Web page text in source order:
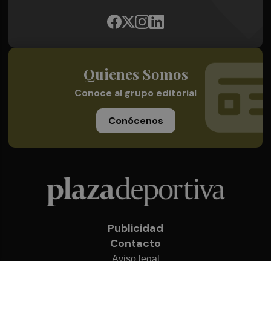
Quienes Somos
Conoce al grupo editorial
Conócenos
Publicidad
Contacto
Aviso legal